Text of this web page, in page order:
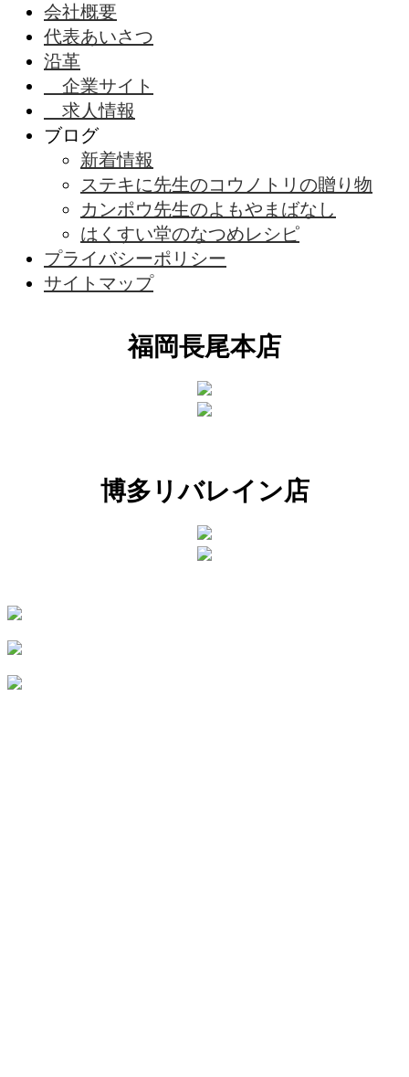
会社概要
代表あいさつ
沿革
企業サイト
求人情報
ブログ
新着情報
ステキに先生のコウノトリの贈り物
カンポウ先生のよもやまばなし
はくすい堂のなつめレシピ
プライバシーポリシー
サイトマップ
福岡長尾本店
博多リバレイン店